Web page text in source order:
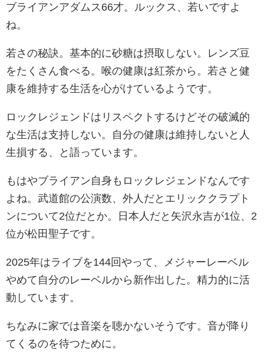
ブライアンアダムス66才。ルックス、若いですよ
ね。
若さの秘訣。基本的に砂糖は摂取しない。レンズ豆
をたくさん食べる。喉の健康は紅茶から。若さと健
康を維持する生活を心がけているようです。
ロックレジェンドはリスペクトするけどその破滅的
な生活は支持しない。自分の健康は維持しないと人
生損する、と語っています。
もはやブライアン自身もロックレジェンドなんです
よね。武道館の公演数、外人だとエリッククラプト
ンについて2位だとか。日本人だと矢沢永吉が1位、2
位が松田聖子です。
2025年はライブを144回やって、メジャーレーベル
やめて自分のレーベルから新作出した。精力的に活
動しています。
ちなみに家では音楽を聴かないそうです。音が降り
てくるのを待つために。